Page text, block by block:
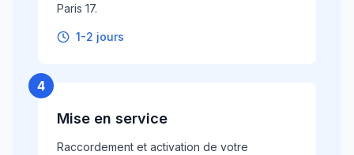
Paris 17.
1-2 jours
4
Mise en service
Raccordement et activation de votre